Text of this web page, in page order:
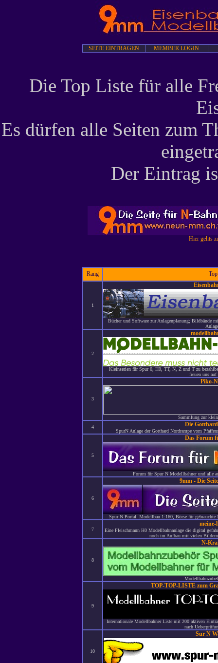
SEITE EINTRAGEN MEMBER LOGIN
Die Top Liste für alle
Es dürfen alle Seiten zum
Der Eintrag
Hier gehts
Rang
1
Bücher und Software zur Anlagenplanung; Bildbände
2
Kleinserien für Spur 0, H0, TT, N, Z und T zu
freuen uns
3
Piko-
Sammlung zur
4
Die
SpurN Anlage der Gotthard Nordrampe vom
5
Das Forum
Forum für Spur N Modellbahner und alle
6
9mm - Die
Spur N Portal. Modellbau 1:160, Börse für
7
meine-
Eine Fleischmann H0 Modellbahnanlage die digital
noch im Aufbau mit vielen
8
N-
9
TOP-TOP-LISTE zum
Internationale Modellbahner Liste mit 200 aktiven
nach
10
Sur N